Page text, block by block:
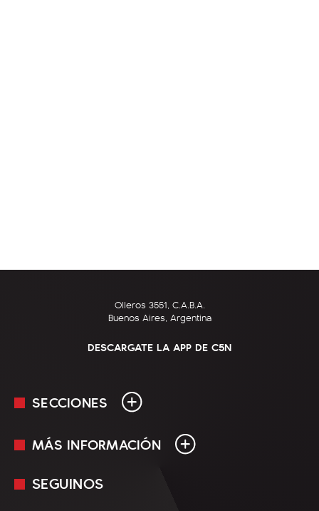
Olleros 3551, C.A.B.A.
Buenos Aires, Argentina
DESCARGATE LA APP DE C5N
SECCIONES
En Vivo
MÁS INFORMACIÓN
Mediakit
SEGUINOS